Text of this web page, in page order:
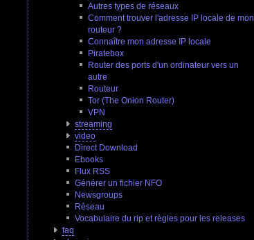
Autres types de réseaux
Comment trouver l'adresse IP locale de mon
routeur ?
Connaître mon adresse IP locale
Piratebox
Router des ports d'un ordinateur vers un
autre
Routeur
Tor (The Onion Router)
VPN
streaming
video
Direct Download
Ebooks
Flux RSS
Générer un fichier NFO
Newsgroups
Réseau
Vocabulaire du rip et règles pour les releases
faq